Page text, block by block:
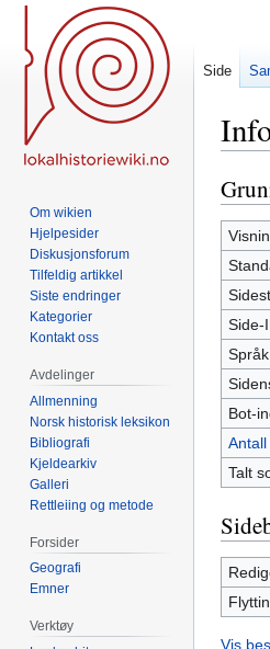
Hopp
til
Hopp
til
søk
Side-
Bot-
Talt
Vis
Side
Om wikien
Hjelpesider
Diskusjonsforum
Tilfeldig artikkel
Siste endringer
Kategorier
Kontakt oss
Avdelinger
Allmenning
Norsk historisk leksikon
Bibliografi
Kjeldearkiv
Galleri
Rettleiing og metode
Forsider
Geografi
Emner
Verktøy